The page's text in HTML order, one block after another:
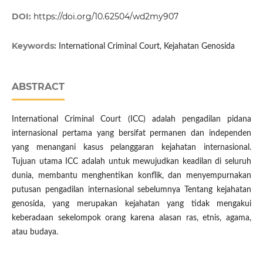
DOI: https://doi.org/10.62504/wd2my907
Keywords: International Criminal Court, Kejahatan Genosida
ABSTRACT
International Criminal Court (ICC) adalah pengadilan pidana
internasional pertama yang bersifat permanen dan independen
yang menangani kasus pelanggaran kejahatan internasional.
Tujuan utama ICC adalah untuk mewujudkan keadilan di seluruh
dunia, membantu menghentikan konflik, dan menyempurnakan
putusan pengadilan internasional sebelumnya Tentang kejahatan
genosida, yang merupakan kejahatan yang tidak mengakui
keberadaan sekelompok orang karena alasan ras, etnis, agama,
atau budaya.